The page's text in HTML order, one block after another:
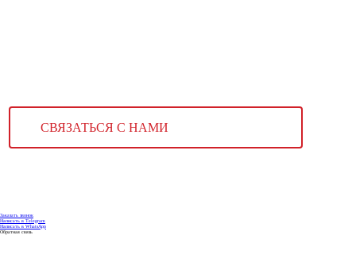
СВЯЗАТЬСЯ С НАМИ
Заказать звонок
Написать в Telegram
Написать в WhatsApp
Обратная связь